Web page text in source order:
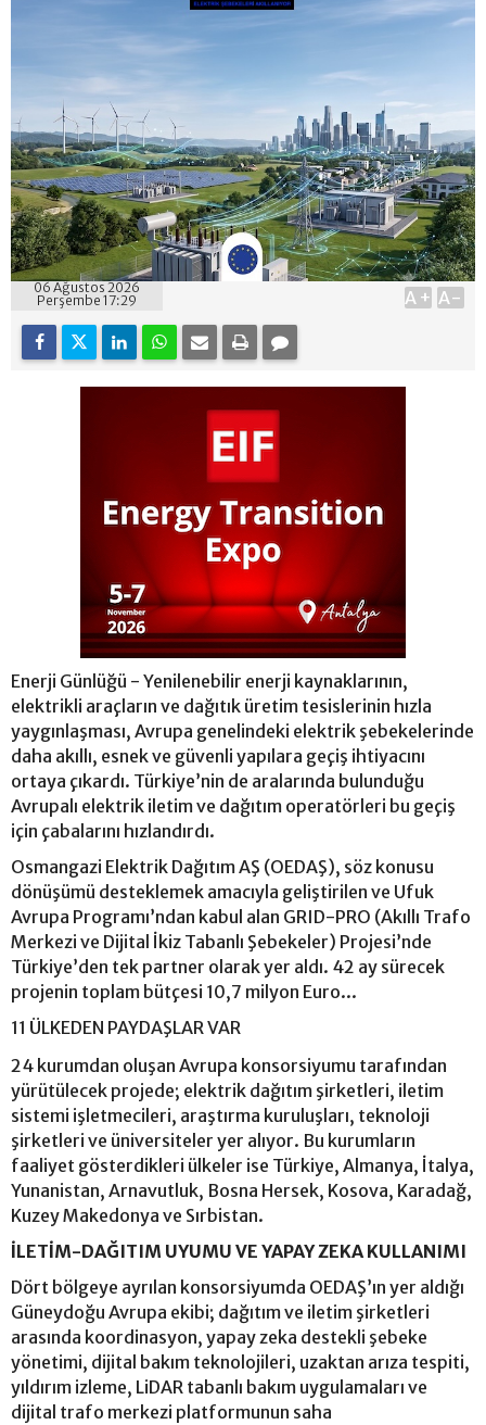
06 Ağustos 2026
Perşembe 17:29
A+ A-
Enerji Günlüğü - Yenilenebilir enerji kaynaklarının,
elektrikli araçların ve dağıtık üretim tesislerinin hızla
yaygınlaşması, Avrupa genelindeki elektrik şebekelerinde
daha akıllı, esnek ve güvenli yapılara geçiş ihtiyacını
ortaya çıkardı. Türkiye’nin de aralarında bulunduğu
Avrupalı elektrik iletim ve dağıtım operatörleri bu geçiş
için çabalarını hızlandırdı.
Osmangazi Elektrik Dağıtım AŞ (OEDAŞ), söz konusu
dönüşümü desteklemek amacıyla geliştirilen ve Ufuk
Avrupa Programı’ndan kabul alan GRID-PRO (Akıllı Trafo
Merkezi ve Dijital İkiz Tabanlı Şebekeler) Projesi’nde
Türkiye’den tek partner olarak yer aldı. 42 ay sürecek
projenin toplam bütçesi 10,7 milyon Euro...
11 ÜLKEDEN PAYDAŞLAR VAR
24 kurumdan oluşan Avrupa konsorsiyumu tarafından
yürütülecek projede; elektrik dağıtım şirketleri, iletim
sistemi işletmecileri, araştırma kuruluşları, teknoloji
şirketleri ve üniversiteler yer alıyor. Bu kurumların
faaliyet gösterdikleri ülkeler ise Türkiye, Almanya, İtalya,
Yunanistan, Arnavutluk, Bosna Hersek, Kosova, Karadağ,
Kuzey Makedonya ve Sırbistan.
İLETİM-DAĞITIM UYUMU VE YAPAY ZEKA KULLANIMI
Dört bölgeye ayrılan konsorsiyumda OEDAŞ’ın yer aldığı
Güneydoğu Avrupa ekibi; dağıtım ve iletim şirketleri
arasında koordinasyon, yapay zeka destekli şebeke
yönetimi, dijital bakım teknolojileri, uzaktan arıza tespiti,
yıldırım izleme, LiDAR tabanlı bakım uygulamaları ve
dijital trafo merkezi platformunun saha